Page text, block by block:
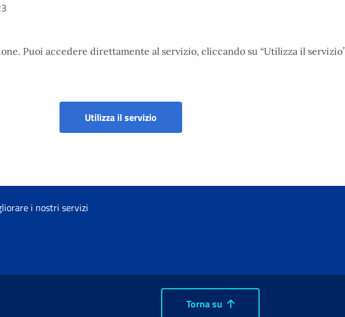
Puoi accedere direttamente al servizio, cliccando su “Utilizza il
Utilizza il servizioIncentivo al posticipo del pensionamento:
i nostri servizi
Torna su